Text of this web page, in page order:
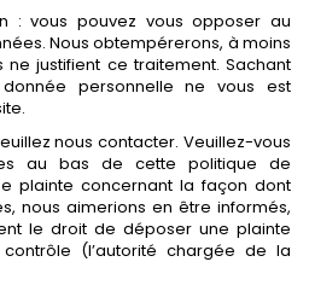
: vous pouvez vous opposer au
Nous obtempérerons, à moins
justifient ce traitement. Sachant
donnée personnelle ne vous est
nous contacter. Veuillez-vous
au bas de cette politique de
plainte concernant la façon dont
nous aimerions en être informés,
le droit de déposer une plainte
(l’autorité chargée de la